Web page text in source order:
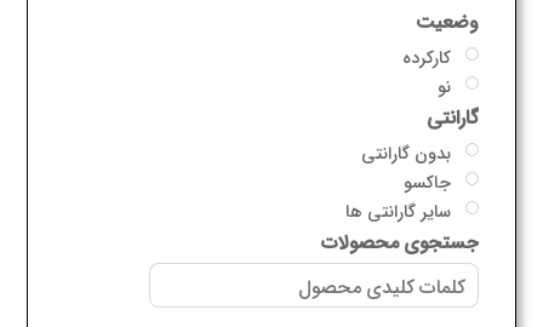
وضعیت
کارکرده
نو
گارانتی
بدون گارانتی
جاکسو
سایر گارانتی ها
جستجوی محصولات